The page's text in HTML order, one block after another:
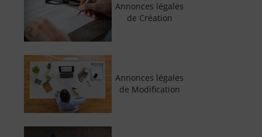
Annonces légales
de Création
Annonces légales
de Modification